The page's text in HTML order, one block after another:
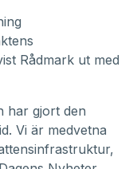
Rådmark ut med
har gjort den
Vi är medvetna